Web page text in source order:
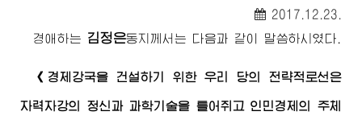
2017.12.23.
경애하는 김정은동지 께서는 다음과 같이 말씀하시였다.
《경제강국을 건설하기 위한 우리 당의 전략적로선은
자력자강의 정신과 과학기술을 틀어쥐고 인민경제의 주체